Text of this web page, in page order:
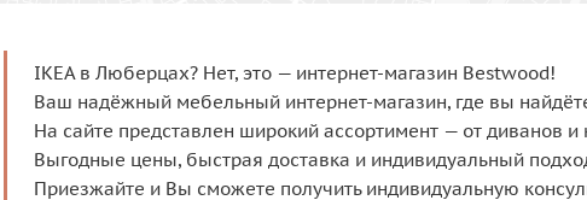
IKEA в Люберцах? Нет, это — интернет-магазин Bestwood!
Ваш надёжный мебельный интернет-магазин, где вы
На сайте представлен широкий ассортимент — от диванов
Выгодные цены, быстрая доставка и индивидуальный
Приезжайте и Вы сможете получить индивидуальную